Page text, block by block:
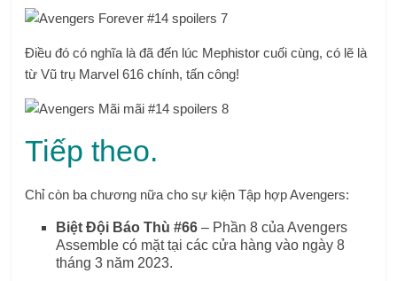
Điều đó có nghĩa là đã đến lúc Mephistor cuối cùng, có lẽ là
từ Vũ trụ Marvel 616 chính, tấn công!
Tiếp theo.
Chỉ còn ba chương nữa cho sự kiện Tập hợp Avengers:
Biệt Đội Báo Thù #66 – Phần 8 của Avengers
Assemble có mặt tại các cửa hàng vào ngày 8
tháng 3 năm 2023.